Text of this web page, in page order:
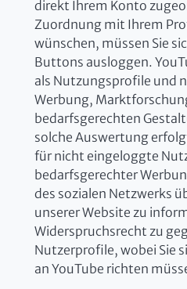
direkt Ihrem Konto
Zuordnung mit Ihrem
wünschen, müssen Sie
Buttons ausloggen.
als Nutzungsprofile und
Werbung,
bedarfsgerechten
solche Auswertung
für nicht eingeloggte
bedarfsgerechter
des sozialen Netzwerks
unserer Website zu
Widerspruchsrecht zu
Nutzerprofile, wobei Sie
an YouTube richten